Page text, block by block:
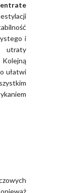
i
utraty
ułatwi